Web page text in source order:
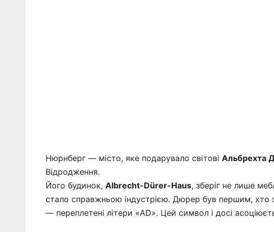
Нюрнберг — місто, яке подарувало світові Альбрехта
Відродження.
Його будинок, Albrecht-Dürer-Haus, зберіг не лише
стало справжньою індустрією. Дюрер був першим, хто
— переплетені літери «AD». Цей символ і досі